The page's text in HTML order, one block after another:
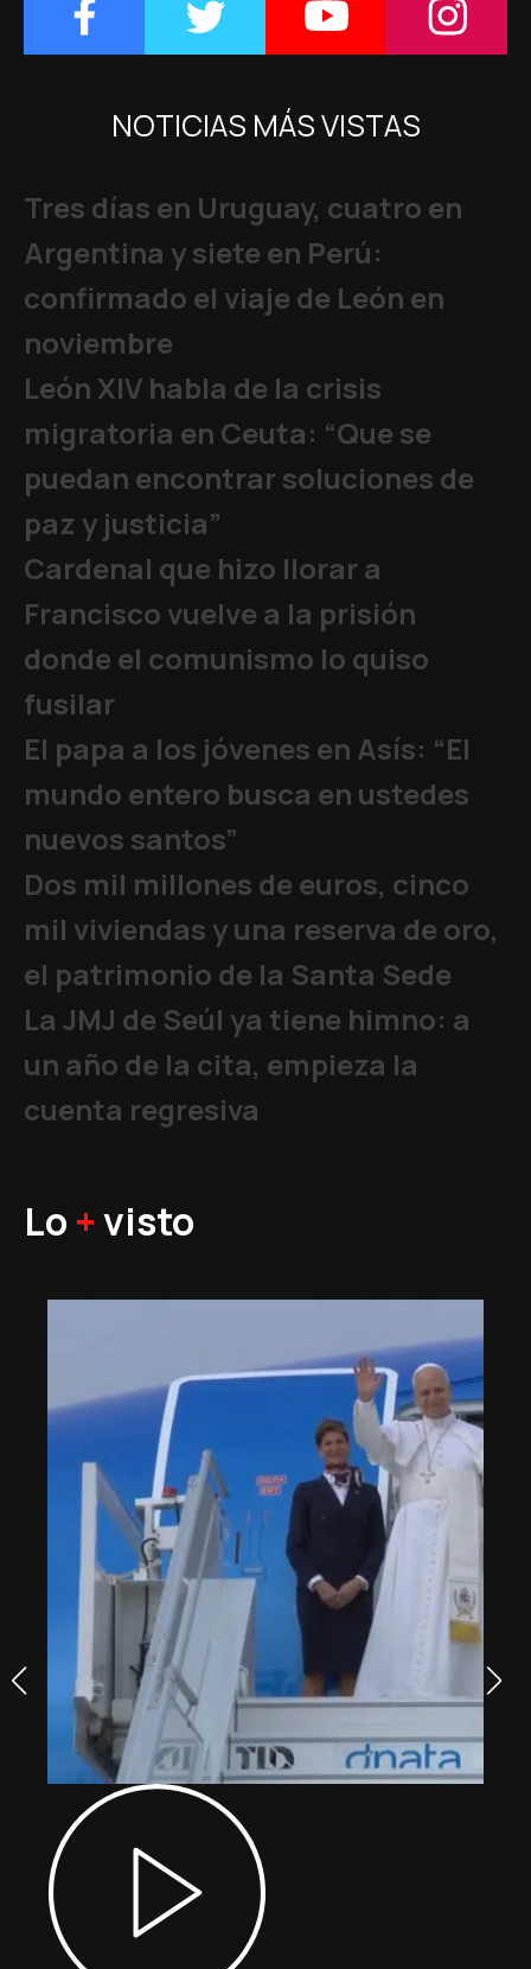
NOTICIAS MÁS VISTAS
Tres días en Uruguay, cuatro en
Argentina y siete en Perú:
confirmado el viaje de León en
noviembre
León XIV habla de la crisis
migratoria en Ceuta: “Que se
puedan encontrar soluciones de
paz y justicia”
Cardenal que hizo llorar a
Francisco vuelve a la prisión
donde el comunismo lo quiso
fusilar
El papa a los jóvenes en Asís: “El
mundo entero busca en ustedes
nuevos santos”
Dos mil millones de euros, cinco
mil viviendas y una reserva de oro,
el patrimonio de la Santa Sede
La JMJ de Seúl ya tiene himno: a
un año de la cita, empieza la
cuenta regresiva
Lo +visto